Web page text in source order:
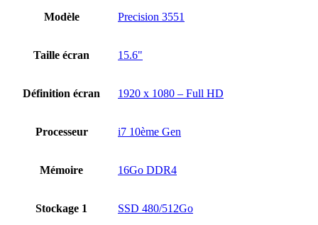
Modèle Precision 3551
Taille écran 15.6"
Définition écran 1920 x 1080 – Full HD
Processeur i7 10ème Gen
Mémoire 16Go DDR4
Stockage 1 SSD 480/512Go